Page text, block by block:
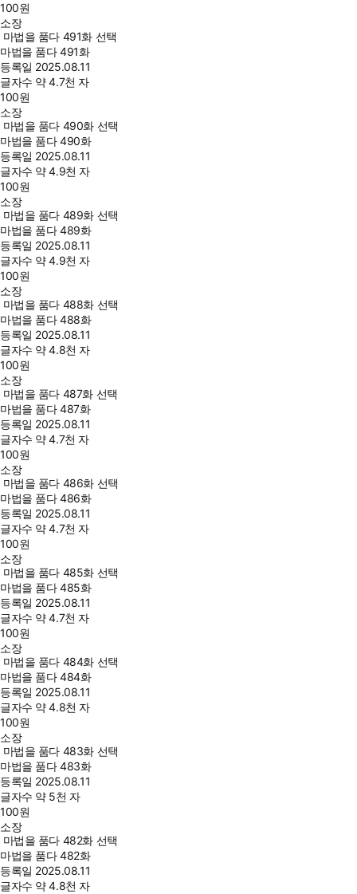
100원
소장
마법을 품다 491화 선택
마법을 품다 491화
등록일 2025.08.11
글자수 약 4.7천 자
100원
소장
마법을 품다 490화 선택
마법을 품다 490화
등록일 2025.08.11
글자수 약 4.9천 자
100원
소장
마법을 품다 489화 선택
마법을 품다 489화
등록일 2025.08.11
글자수 약 4.9천 자
100원
소장
마법을 품다 488화 선택
마법을 품다 488화
등록일 2025.08.11
글자수 약 4.8천 자
100원
소장
마법을 품다 487화 선택
마법을 품다 487화
등록일 2025.08.11
글자수 약 4.7천 자
100원
소장
마법을 품다 486화 선택
마법을 품다 486화
등록일 2025.08.11
글자수 약 4.7천 자
100원
소장
마법을 품다 485화 선택
마법을 품다 485화
등록일 2025.08.11
글자수 약 4.7천 자
100원
소장
마법을 품다 484화 선택
마법을 품다 484화
등록일 2025.08.11
글자수 약 4.8천 자
100원
소장
마법을 품다 483화 선택
마법을 품다 483화
등록일 2025.08.11
글자수 약 5천 자
100원
소장
마법을 품다 482화 선택
마법을 품다 482화
등록일 2025.08.11
글자수 약 4.8천 자